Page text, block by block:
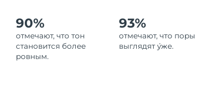
90%
отмечают, что тон
становится более
ровным.
93%
отмечают, что поры
выглядят у́же.
Казахстан
Кувейт
Ожидаемая дата доставки